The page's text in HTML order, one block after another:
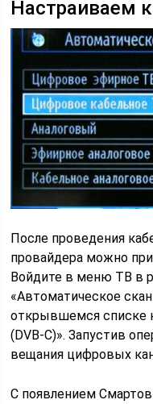
Настраиваем
После проведения
провайдера можно
Войдите в меню ТВ в
«Автоматическое
открывшемся списке
(DVB-С)». Запустив
вещания цифровых
С появлением